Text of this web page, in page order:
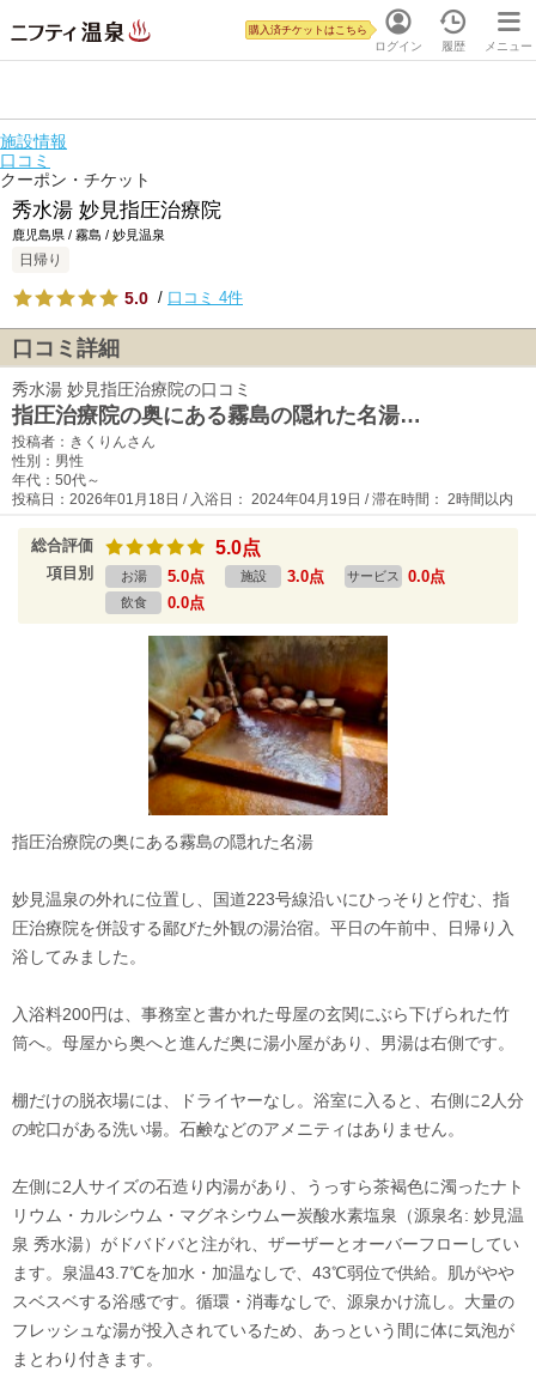
ログイン
購入済チケットはこちら
履歴 メニュー
施設情報
口コミ
クーポン・チケット
秀水湯 妙見指圧治療院
鹿児島県 / 霧島 / 妙見温泉
日帰り
5.0 / 口コミ 4件
口コミ詳細
秀水湯 妙見指圧治療院の口コミ
指圧治療院の奥にある霧島の隠れた名湯…
投稿者：きくりんさん
性別：男性
年代：50代～
投稿日：2026年01月18日 / 入浴日： 2024年04月19日 / 滞在時間： 2時間以内
総合評価 5.0点
項目別 お湯 5.0点 施設 3.0点 サービス 0.0点
飲食 0.0点
指圧治療院の奥にある霧島の隠れた名湯
妙見温泉の外れに位置し、国道223号線沿いにひっそりと佇む、指
圧治療院を併設する鄙びた外観の湯治宿。平日の午前中、日帰り入
浴してみました。
入浴料200円は、事務室と書かれた母屋の玄関にぶら下げられた竹
筒へ。母屋から奥へと進んだ奥に湯小屋があり、男湯は右側です。
棚だけの脱衣場には、ドライヤーなし。浴室に入ると、右側に2人分
の蛇口がある洗い場。石鹸などのアメニティはありません。
左側に2人サイズの石造り内湯があり、うっすら茶褐色に濁ったナト
リウム・カルシウム・マグネシウムー炭酸水素塩泉（源泉名: 妙見温
泉 秀水湯）がドバドバと注がれ、ザーザーとオーバーフローしてい
ます。泉温43.7℃を加水・加温なしで、43℃弱位で供給。肌がやや
スベスベする浴感です。循環・消毒なしで、源泉かけ流し。大量の
フレッシュな湯が投入されているため、あっという間に体に気泡が
まとわり付きます。